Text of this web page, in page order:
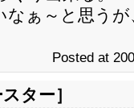
なぁ～と思う
Posted at
ター］